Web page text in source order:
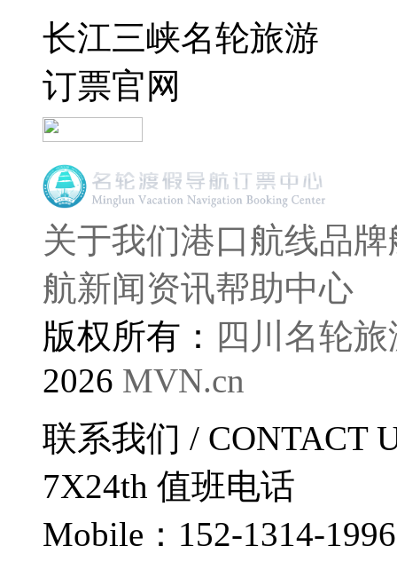
长江三峡名轮旅游
订票官网
关于我们港口航线品
航新闻资讯帮助中心
版权所有： 四川名轮
2026 MVN.cn
联系我们 / CONTACT
7X24th 值班电话
Mobile：152-1314-1996